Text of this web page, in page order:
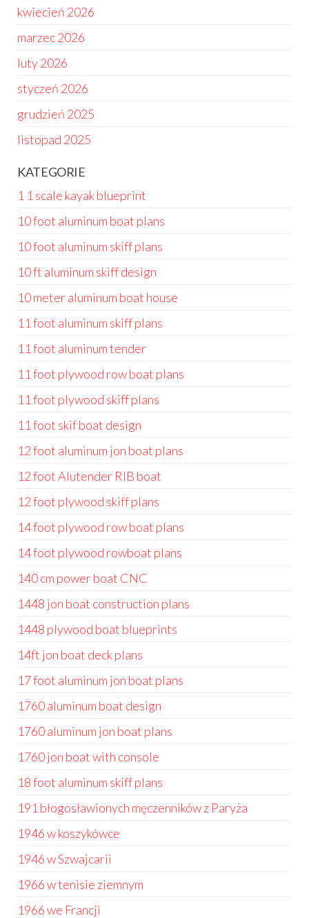
kwiecień 2026
marzec 2026
luty 2026
styczeń 2026
grudzień 2025
listopad 2025
KATEGORIE
1 1 scale kayak blueprint
10 foot aluminum boat plans
10 foot aluminum skiff plans
10 ft aluminum skiff design
10 meter aluminum boat house
11 foot aluminum skiff plans
11 foot aluminum tender
11 foot plywood row boat plans
11 foot plywood skiff plans
11 foot skif boat design
12 foot aluminum jon boat plans
12 foot Alutender RIB boat
12 foot plywood skiff plans
14 foot plywood row boat plans
14 foot plywood rowboat plans
140 cm power boat CNC
1448 jon boat construction plans
1448 plywood boat blueprints
14ft jon boat deck plans
17 foot aluminum jon boat plans
1760 aluminum boat design
1760 aluminum jon boat plans
1760 jon boat with console
18 foot aluminum skiff plans
191 błogosławionych męczenników z Paryża
1946 w koszykówce
1946 w Szwajcarii
1966 w tenisie ziemnym
1966 we Francji